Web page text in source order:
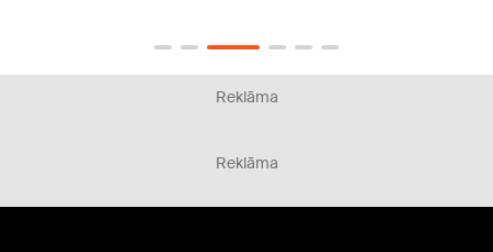
Reklāma
Reklāma